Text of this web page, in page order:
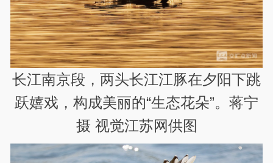
长江南京段，两头长江江豚在夕阳下跳
跃嬉戏，构成美丽的“生态花朵”。蒋宁
摄 视觉江苏网供图